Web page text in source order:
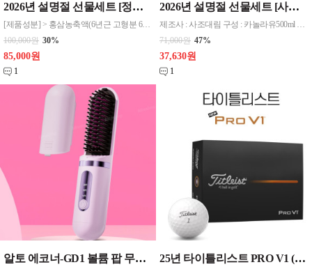
2026년 설명절 선물세트 [정관장] 홍삼정 에브리타임 롱기스트 10ml*20포 _건강기능식품 무료배송
[제품성분] > 홍삼농축액(6년근 고형분 64%, 진세노사이드 4.5mg/g, 국산)30%(원료삼배합배율 6년근 홍삼 100% : 홍삼근 75%, 홍미삼 25%), 정제수
100,000원 30%
85,000원
1
2026년 설명절 선물세트 [사조] 안심특선 V43호 무료배송
제조사 : 사조대림 구성 : 카놀라유500ml x 1, 사조 살코기참치85g x 6, 고소한참기름55ml x 1, 안심팜115g x 1, 양조식초500ml x 1, 홍게간장500ml x 1 포장 : 상하판케이스, 부직포가방
71,000원 47%
37,630원
1
알토 에코너-GD1 볼륨 팝 무선 브러시 고데기 블러쉬핑크 신상품 1 25년 타이틀리스트 PRO V1 (12구) 골프공 3피스 화이트 , 옐로우 선택 1